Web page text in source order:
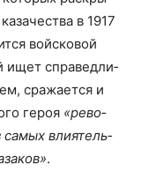
в 1917
вой­ско­вой
ищет спра­вед­ли­
сра­жа­ет­ся и
героя «рево­
вли­я­тель­
.